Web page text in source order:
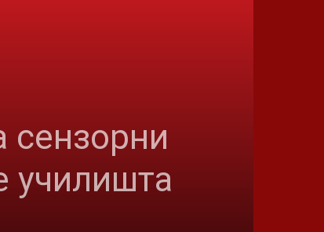
сензорни
училишта